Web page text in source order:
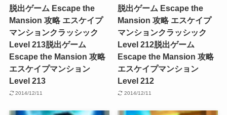
脱出ゲーム Escape the
Mansion 攻略 エスケイプ
マンションクラッシック
Level 213脱出ゲーム
Escape the Mansion 攻略
エスケイプマンション
Level 213
2014/12/11
脱出ゲーム Escape the
Mansion 攻略 エスケイプ
マンションクラッシック
Level 212脱出ゲーム
Escape the Mansion 攻略
エスケイプマンション
Level 212
2014/12/11